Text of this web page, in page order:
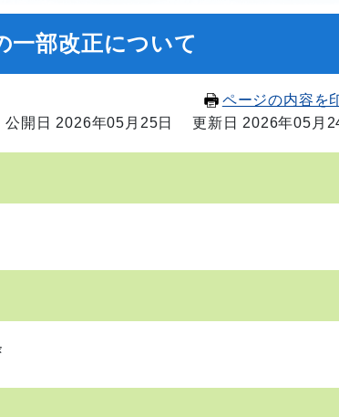
一部改正について
ページの内容を
公開日 2026年05月25日
更新日 2026年05月